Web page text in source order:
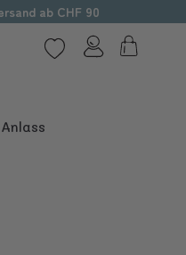
ab CHF 90
Anlass